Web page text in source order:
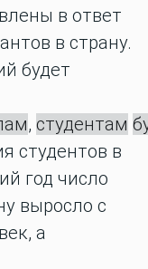
в ответ
в страну.
будет
, студентам
студентов в
год число
выросло с
а